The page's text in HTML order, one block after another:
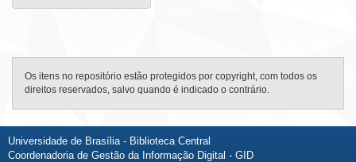
Os itens no repositório estão protegidos por copyright, com todos os
direitos reservados, salvo quando é indicado o contrário.
Universidade de Brasília - Biblioteca Central
Coordenadoria de Gestão da Informação Digital - GID